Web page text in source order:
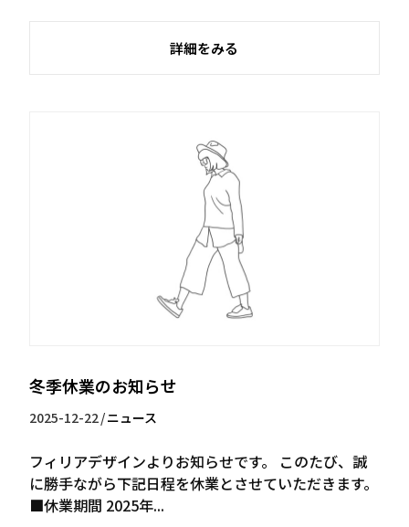
詳細をみる
冬季休業のお知らせ
2025-12-22/ニュース
フィリアデザインよりお知らせです。 このたび、誠
に勝手ながら下記日程を休業とさせていただきます。
■休業期間 2025年...